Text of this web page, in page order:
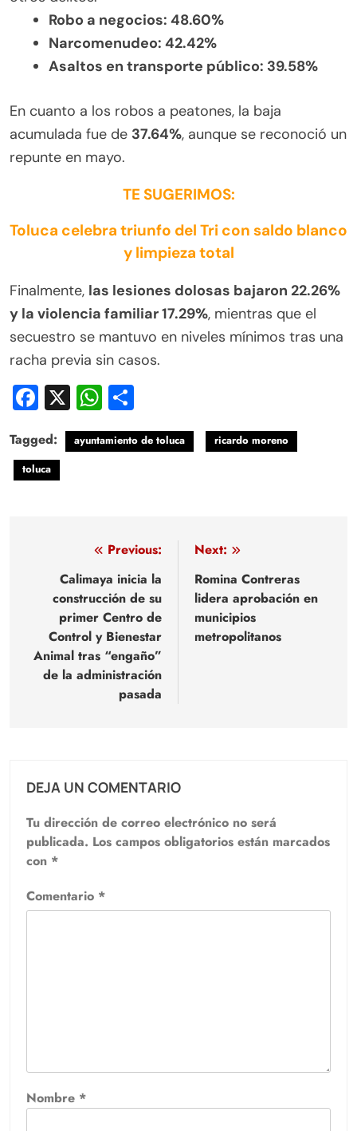
Robo a negocios: 48.60%
Narcomenudeo: 42.42%
Asaltos en transporte público: 39.58%
En cuanto a los robos a peatones, la baja
acumulada fue de 37.64%, aunque se reconoció un
repunte en mayo.
TE SUGERIMOS:
Toluca celebra triunfo del Tri con saldo blanco
y limpieza total
Finalmente, las lesiones dolosas bajaron 22.26%
y la violencia familiar 17.29%, mientras que el
secuestro se mantuvo en niveles mínimos tras una
racha previa sin casos.
Facebook
X WhatsApp
Tagged: ayuntamiento de toluca
ricardo moreno
toluca
Navegación
entradas
Previous:
Calimaya inicia la
construcción de su
primer Centro de
Control y Bienestar
Animal tras “engaño”
de la administración
pasada
Next:
Romina Contreras
lidera aprobación en
municipios
metropolitanos
DEJA UN COMENTARIO
Tu dirección de correo electrónico no será
publicada. Los campos obligatorios están marcados
con *
Comentario *
Nombre *